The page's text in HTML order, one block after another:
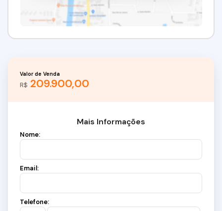
R$ 209.900,00
Valor de Venda
Mais Informações
Nome:
Email:
Telefone: